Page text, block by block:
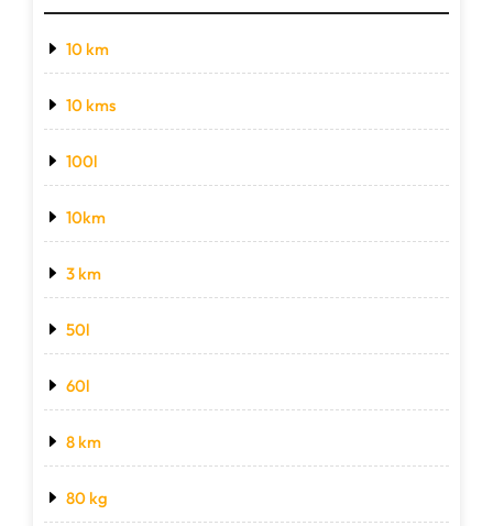
10 km
10 kms
100l
10km
3 km
50l
60l
8 km
80 kg